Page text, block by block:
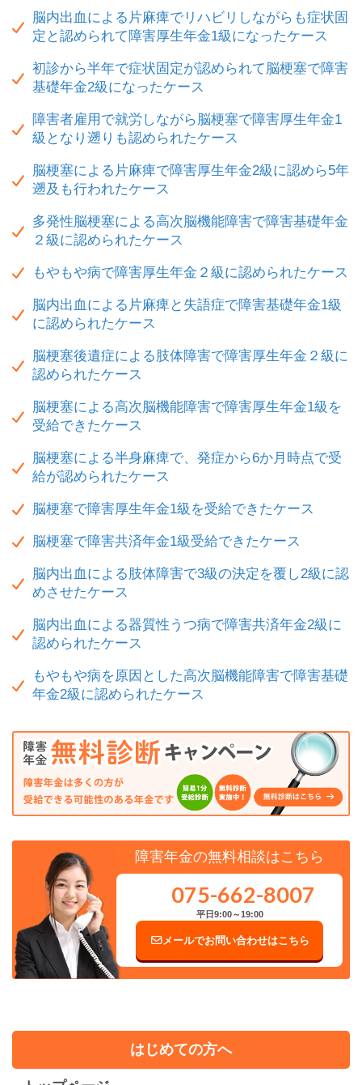
はじめての方へ
脳内出血による片麻痺でリハビリしながらも症状固
定と認められて障害厚生年金1級になったケース
初診から半年で症状固定が認められて脳梗塞で障害
基礎年金2級になったケース
障害者雇用で就労しながら脳梗塞で障害厚生年金1
級となり遡りも認められたケース
脳梗塞による片麻痺で障害厚生年金2級に認めら5年
遡及も行われたケース
多発性脳梗塞による高次脳機能障害で障害基礎年金
２級に認められたケース
もやもや病で障害厚生年金２級に認められたケース
脳内出血による片麻痺と失語症で障害基礎年金1級
に認められたケース
脳梗塞後遺症による肢体障害で障害厚生年金２級に
認められたケース
脳梗塞による高次脳機能障害で障害厚生年金1級を
受給できたケース
脳梗塞による半身麻痺で、発症から6か月時点で受
給が認められたケース
脳梗塞で障害厚生年金1級を受給できたケース
脳梗塞で障害共済年金1級受給できたケース
脳内出血による肢体障害で3級の決定を覆し2級に認
めさせたケース
脳内出血による器質性うつ病で障害共済年金2級に
認められたケース
もやもや病を原因とした高次脳機能障害で障害基礎
年金2級に認められたケース
障害年金の無料相談はこちら
075-662-8007
平日9:00～19:00
メールでお問い合わせはこちら